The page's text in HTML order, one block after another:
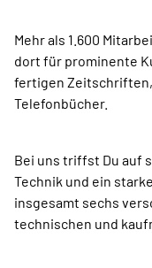
Mehr als 1.600
dort für prominente
fertigen
Telefonbücher.
Bei uns triffst Du auf
Technik und ein
insgesamt sechs
technischen und